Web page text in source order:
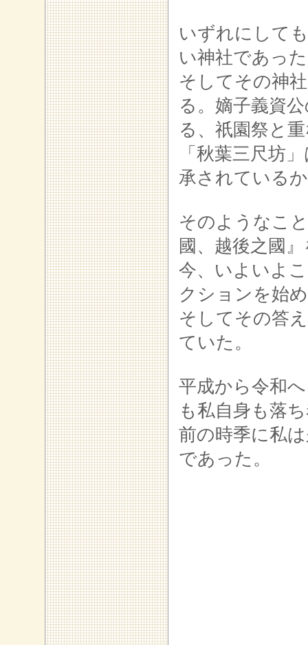
いずれにして
い神社であっ
そしてその神
る。 嫡子義資
る、祇園祭と
「秋葉三尺坊
承されている
そのようなこ
國、越後之國
今、いよいよ
クションを始
そしてその答
ていた。
平成から令和
も私自身も落
前の時季に私
であった。